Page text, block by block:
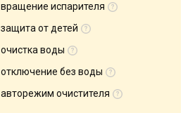
вращение испарителя
защита от детей
очистка воды
отключение без воды
авторежим очистителя